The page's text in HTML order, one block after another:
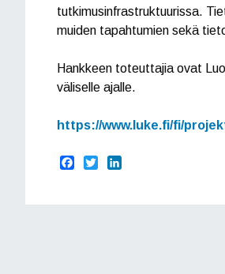
tutkimusinfrastruktuurissa.
muiden tapahtumien sekä
Hankkeen toteuttajia ovat
väliselle ajalle.
https://www.luke.fi/fi/